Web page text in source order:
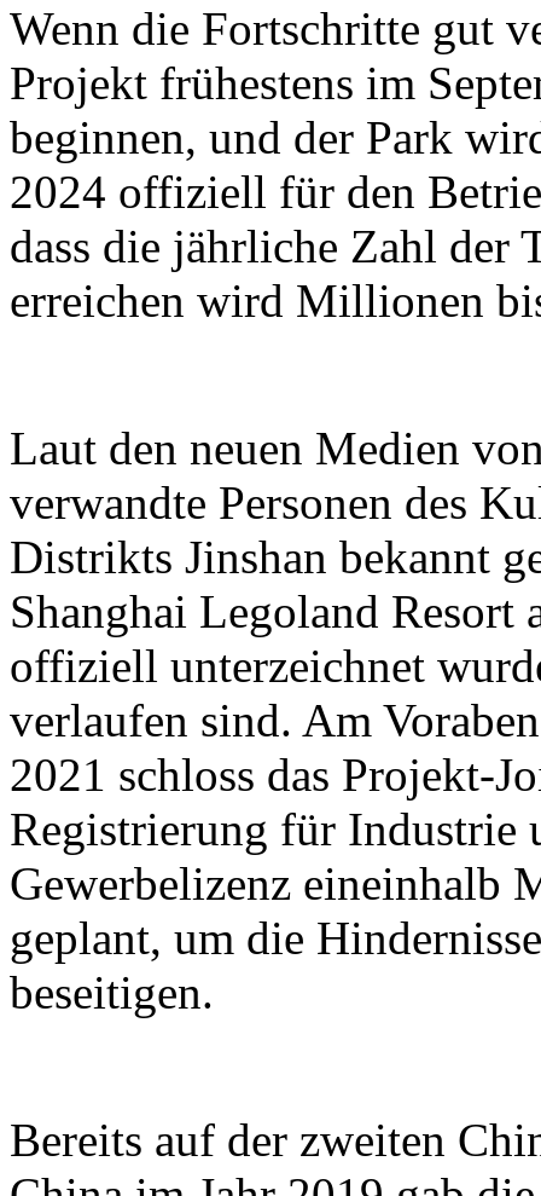
Wenn die Fortschritte gut
Projekt frühestens im
beginnen, und der Park
2024 offiziell für den
dass die jährliche Zahl der
erreichen wird Millionen
Laut den neuen Medien
verwandte Personen des
Distrikts Jinshan bekannt
Shanghai Legoland Resort
offiziell unterzeichnet
verlaufen sind. Am
2021 schloss das Projekt-
Registrierung für Industrie
Gewerbelizenz eineinhalb
geplant, um die
beseitigen.
Bereits auf der zweiten